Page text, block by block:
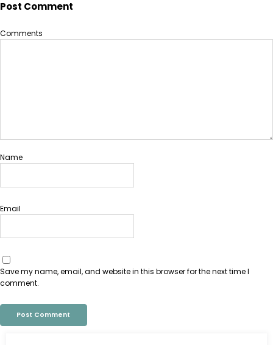
Post Comment
Comments
Name
Email
Save my name, email, and website in this browser for the next time I
comment.